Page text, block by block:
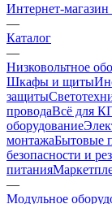
Интернет-
—
Каталог
—
Низковольтное
Шкафы и щиты
защиты
проводаВсё для
оборудование
монтажаБытовые
безопасности и
питания
—
Модульное